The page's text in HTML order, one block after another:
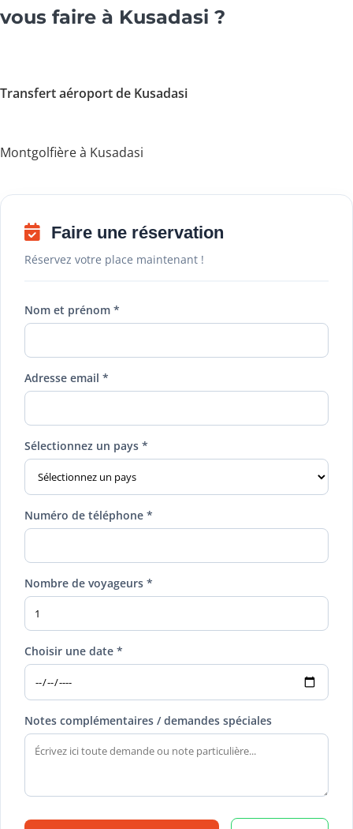
vous faire à Kusadasi ?
Transfert aéroport de Kusadasi
Montgolfière à Kusadasi
Faire une réservation
Réservez votre place maintenant !
Nom et prénom *
Adresse email *
Sélectionnez un pays *
Numéro de téléphone *
Nombre de voyageurs *
Choisir une date *
Notes complémentaires / demandes spéciales